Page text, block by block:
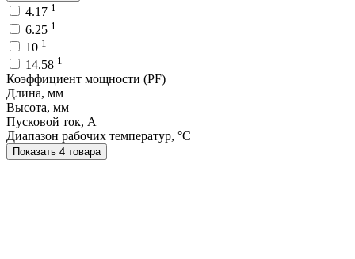
4.17 1
6.25 1
10 1
14.58 1
Коэффициент мощности (PF)
Длина, мм
Высота, мм
Пусковой ток, A
Диапазон рабочих температур, °C
Показать 4 товара